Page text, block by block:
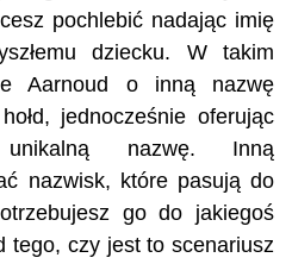
pochlebić nadając imię
dziecku. W takim
Aarnoud o inną nazwę
jednocześnie oferując
nazwę. Inną
nazwisk, które pasują do
go do jakiegoś
tego, czy jest to scenariusz